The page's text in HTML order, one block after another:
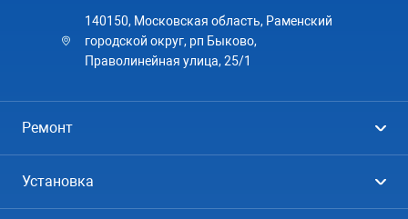
140150, Московская область, Раменский
городской округ, рп Быково,
Праволинейная улица, 25/1
Ремонт
Установка